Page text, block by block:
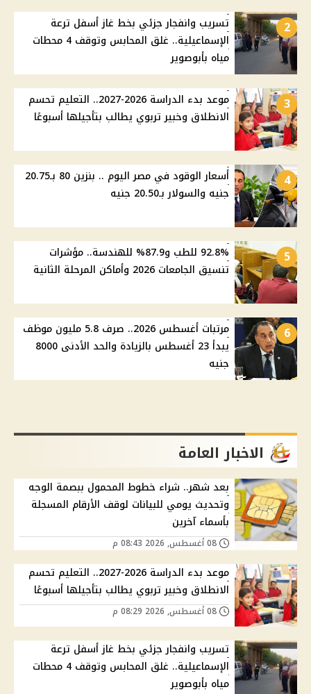
2
تسريب وانفجار جزئي بخط غاز أسفل ترعة
الإسماعيلية.. غلق المحابس وتوقف 4 محطات
مياه بأبوصوير
3
موعد بدء الدراسة 2026-2027.. التعليم تحسم
الانطلاق وخبير تربوي يطالب بتأجيلها أسبوعًا
4
أسعار الوقود في مصر اليوم .. بنزين 80 بـ20.75
جنيه والسولار بـ20.50 جنيه
5
92.8% للطب و87.9% للهندسة.. مؤشرات
تنسيق الجامعات 2026 وأماكن المرحلة الثانية
6
مرتبات أغسطس 2026.. صرف 5.8 مليون موظف
يبدأ 23 أغسطس بالزيادة والحد الأدنى 8000
جنيه
الاخبار العامة
بعد شهر.. شراء خطوط المحمول ببصمة الوجه
وتحديث يومي للبيانات لوقف الأرقام المسجلة
بأسماء آخرين
موعد بدء الدراسة 2026-2027.. التعليم تحسم
الانطلاق وخبير تربوي يطالب بتأجيلها أسبوعًا
تسريب وانفجار جزئي بخط غاز أسفل ترعة
الإسماعيلية.. غلق المحابس وتوقف 4 محطات
مياه بأبوصوير